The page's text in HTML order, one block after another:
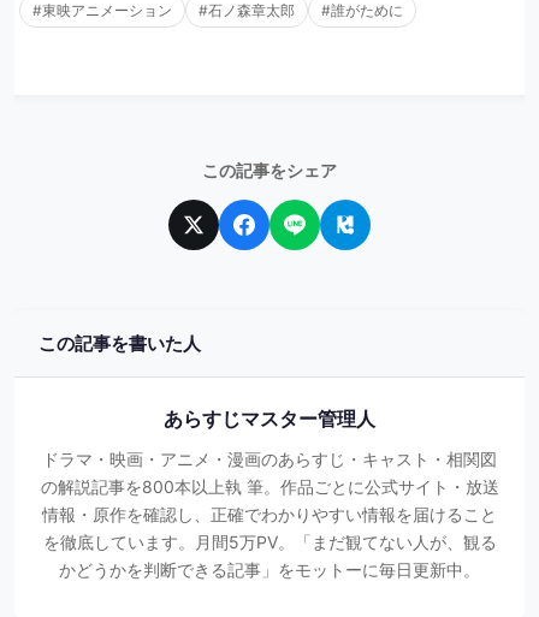
#東映アニメーション
#石ノ森章太郎 #誰がために
この記事をシェア
この記事を書いた人
あらすじマスター管理人
ドラマ・映画・アニメ・漫画のあらすじ・キャスト・相関図
の解説記事を800本以上執 筆。作品ごとに公式サイト・放送
情報・原作を確認し、正確でわかりやすい情報を届けること
を徹底しています。月間5万PV。「まだ観てない人が、観る
かどうかを判断できる記事」をモットーに毎日更新中。